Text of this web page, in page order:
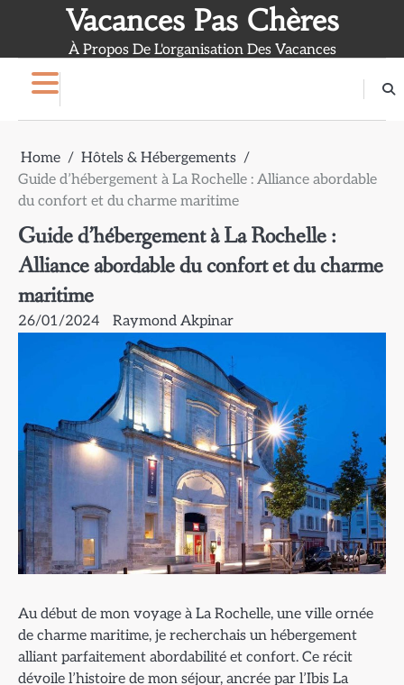
Vacances Pas Chères
À Propos De L'organisation Des Vacances
Home
Hôtels & Hébergements
Guide d’hébergement à La Rochelle : Alliance abordable
du confort et du charme maritime
Guide d’hébergement à La Rochelle :
Alliance abordable du confort et du charme
maritime
26/01/2024 Raymond Akpinar
Au début de mon voyage à La Rochelle, une ville ornée
de charme maritime, je recherchais un hébergement
alliant parfaitement abordabilité et confort. Ce récit
dévoile l’histoire de mon séjour, ancrée par l’Ibis La